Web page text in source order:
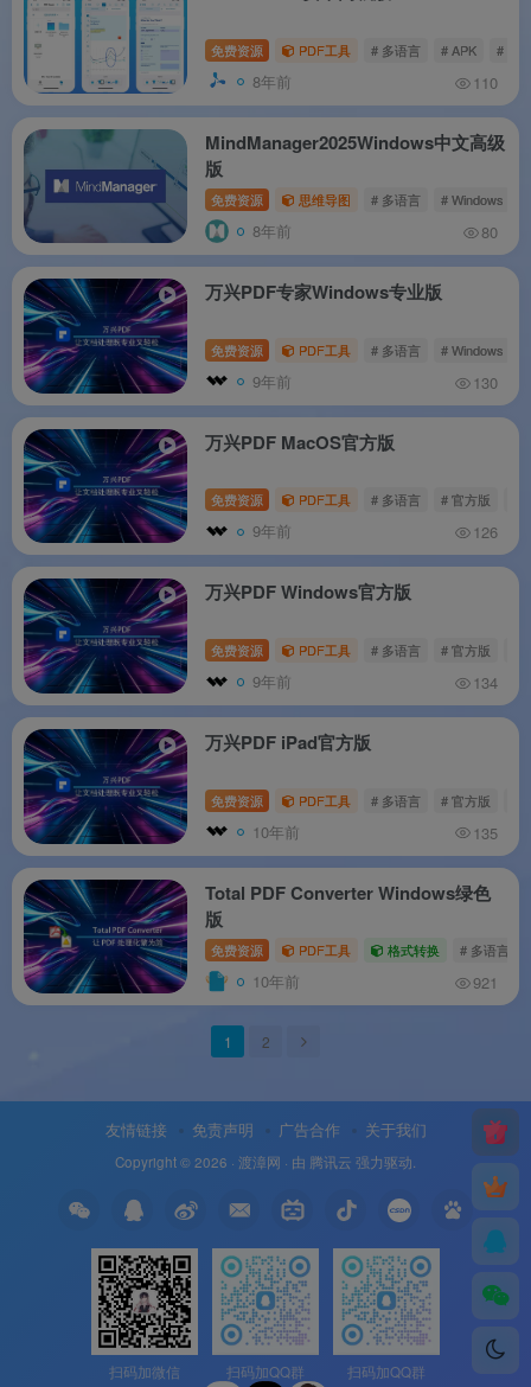
免费资源 PDF工具 # 多语言 # APK #
8年前 110
MindManager2025Windows中文高级
版
免费资源 思维导图 # 多语言 # Windows
8年前 80
万兴PDF专家Windows专业版
免费资源 PDF工具 # 多语言 # Windows
9年前 130
万兴PDF MacOS官方版
免费资源 PDF工具 # 多语言 # 官方版
9年前 126
万兴PDF Windows官方版
免费资源 PDF工具 # 多语言 # 官方版
9年前 134
万兴PDF iPad官方版
免费资源 PDF工具 # 多语言 # 官方版
10年前 135
Total PDF Converter Windows绿色
版
免费资源 PDF工具 格式转换 # 多语言
10年前 921
1 2
友情链接 免责声明 广告合作 关于我们
Copyright © 2026 · 渡漳网 · 由 腾讯云 强力驱动.
扫码加微信 扫码加QQ群 扫码加QQ群